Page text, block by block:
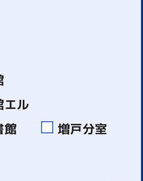
エル
館
増戸分室